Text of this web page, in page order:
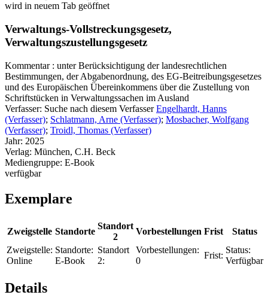
wird in neuem Tab geöffnet
Verwaltungs-Vollstreckungsgesetz,
Verwaltungszustellungsgesetz
Kommentar : unter Berücksichtigung der landesrechtlichen
Bestimmungen, der Abgabenordnung, des EG-Beitreibungsgesetzes
und des Europäischen Übereinkommens über die Zustellung von
Schriftstücken in Verwaltungssachen im Ausland
Verfasser: Suche nach diesem Verfasser Engelhardt, Hanns
(Verfasser); Schlatmann, Arne (Verfasser); Mosbacher, Wolfgang
(Verfasser); Troidl, Thomas (Verfasser)
Jahr: 2025
Verlag: München, C.H. Beck
Mediengruppe: E-Book
verfügbar
Exemplare
Zweigstelle Standorte
Standort
2
Vorbestellungen Frist
Status
Zweigstelle:
Online
Standorte:
E-Book
Standort
2:
Vorbestellungen:
0
Frist:
Status:
Verfügbar
Details